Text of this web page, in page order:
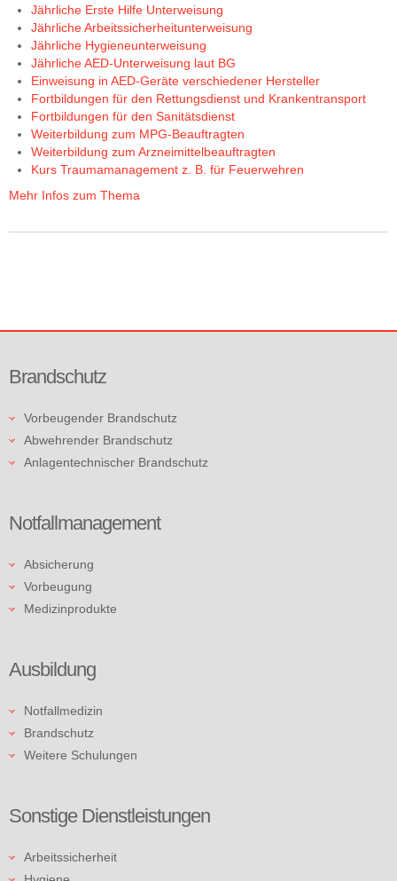
Jährliche Erste Hilfe Unterweisung
Jährliche Arbeitssicherheitunterweisung
Jährliche Hygieneunterweisung
Jährliche AED-Unterweisung laut BG
Einweisung in AED-Geräte verschiedener Hersteller
Fortbildungen für den Rettungsdienst und Krankentransport
Fortbildungen für den Sanitätsdienst
Weiterbildung zum MPG-Beauftragten
Weiterbildung zum Arzneimittelbeauftragten
Kurs Traumamanagement z. B. für Feuerwehren
Mehr Infos zum Thema
Brandschutz
Vorbeugender Brandschutz
Abwehrender Brandschutz
Anlagentechnischer Brandschutz
Notfallmanagement
Absicherung
Vorbeugung
Medizinprodukte
Ausbildung
Notfallmedizin
Brandschutz
Weitere Schulungen
Sonstige Dienstleistungen
Arbeitssicherheit